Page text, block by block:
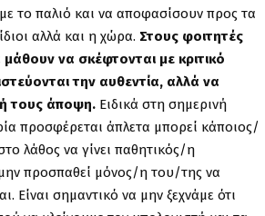
το παλιό και να αποφασίσουν προς τα
αλλά και η χώρα. Στους φοιτητές
να σκέφτονται με κριτικό
την αυθεντία, αλλά να
τους άποψη. Ειδικά στη σημερινή
προσφέρεται άπλετα μπορεί κάποιος/
λάθος να γίνει παθητικός/η
προσπαθεί μόνος/η του/της να
Είναι σημαντικό να μην ξεχνάμε ότι